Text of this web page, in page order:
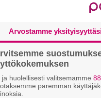
heti väkevää
Arvostamme
ja huolellisesti valitsemamme
paremman